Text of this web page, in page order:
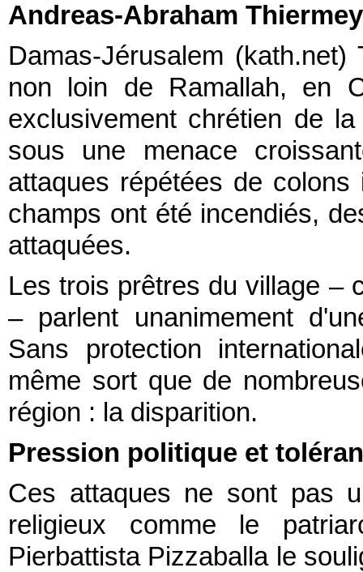
Andreas-Abraham
Damas-Jérusalem
non loin de Ramallah, en
exclusivement chrétien de
sous une menace
attaques répétées de
champs ont été incendiés,
attaquées.
Les trois prêtres du village –
– parlent unanimement
Sans protection
même sort que de
région : la disparition.
Pression politique et
Ces attaques ne sont pas
religieux comme le
Pierbattista Pizzaballa le